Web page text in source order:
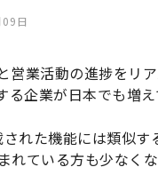
日
営業活動の進捗をリ
る企業が日本でも増え
された機能には類似
れている方も少なくな